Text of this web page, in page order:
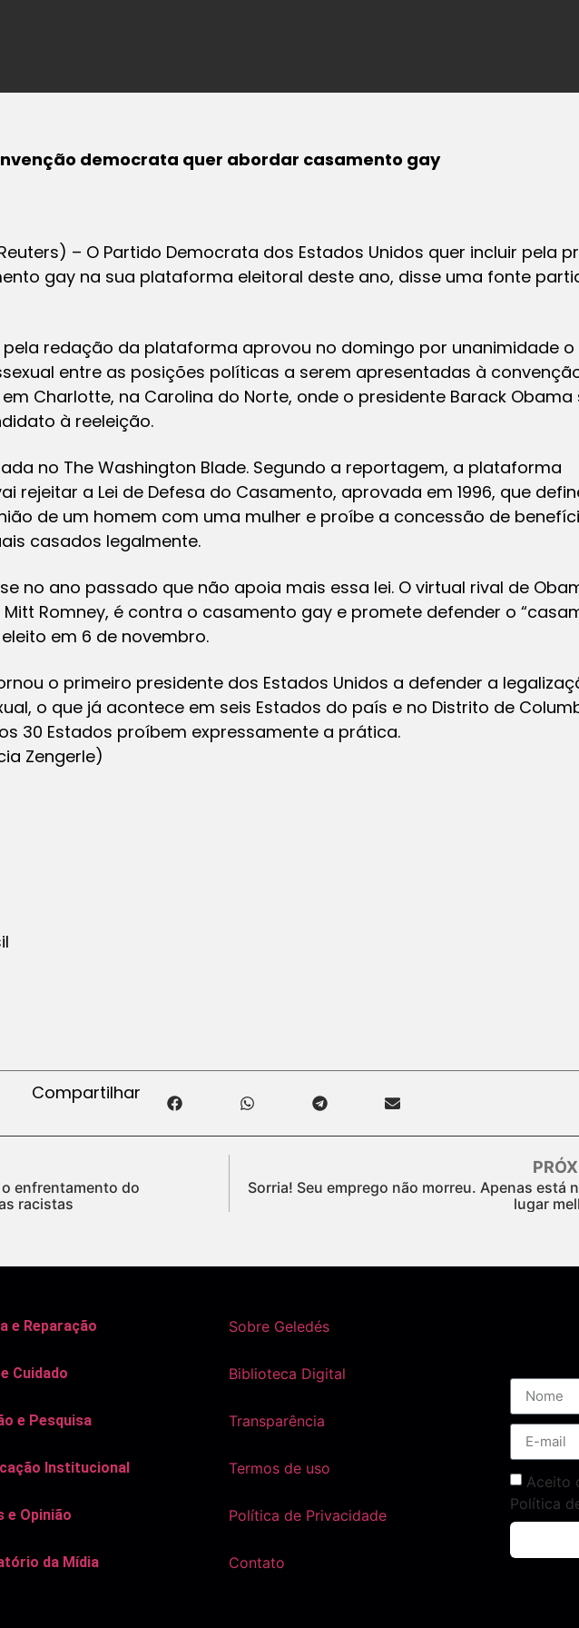
democrata quer abordar casamento gay
– O Partido Democrata dos Estados Unidos quer incluir pela
gay na sua plataforma eleitoral deste ano, disse uma fonte
redação da plataforma aprovou no domingo por unanimidade
entre as posições políticas a serem apresentadas à
Charlotte, na Carolina do Norte, onde o presidente Barack Obama
à reeleição.
no The Washington Blade. Segundo a reportagem, a plataforma
rejeitar a Lei de Defesa do Casamento, aprovada em 1996, que
de um homem com uma mulher e proíbe a concessão de
casados legalmente.
no ano passado que não apoia mais essa lei. O virtual rival de
Romney, é contra o casamento gay e promete defender o
em 6 de novembro.
o primeiro presidente dos Estados Unidos a defender a
o que já acontece em seis Estados do país e no Distrito de
30 Estados proíbem expressamente a prática.
Zengerle)
Compartilhar
enfrentamento do
racistas
Sorria! Seu emprego não morreu. Apenas está
lugar
e Reparação
Cuidado
e Pesquisa
Institucional
e Opinião
da Mídia
Sobre Geledés
Biblioteca Digital
Transparência
Termos de uso
Política de Privacidade
Contato
Aceito
Política